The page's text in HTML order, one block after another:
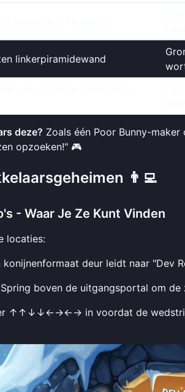
linkerpiramidewand
deze? Zoals één Poor Bunny-
opzoeken!" 🎮
👨‍💻
- Waar Je Ze Kunt Vinden
locaties:
konijnenformaat deur leidt naar "Dev
boven de uitgangsportal om
↑↑↓↓←→←→ in voordat de